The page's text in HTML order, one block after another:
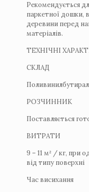
Рекомендується
паркетної дошки,
деревини перед
матеріалів.
ТЕХНІЧНІ
СКЛАД
РОЗЧИННИК
Поставляється
ВИТРАТИ
9 – 11 м² / кг, при
від типу поверхні
Час висихання